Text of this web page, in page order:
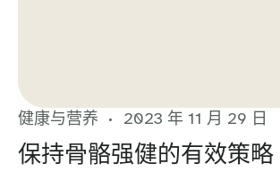
健康与营养 2023 年 11 月 29 日
保持骨骼强健的有效策略